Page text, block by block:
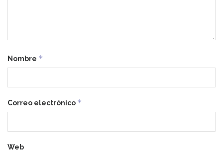
Nombre *
Correo electrónico *
Web